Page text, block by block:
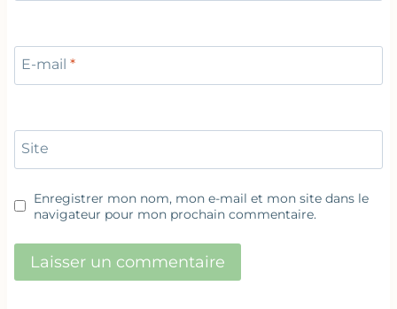
E-mail *
Site
Enregistrer mon nom, mon e-mail et mon site dans le
navigateur pour mon prochain commentaire.